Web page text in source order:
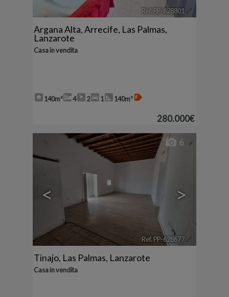
Ref. PP-628801 🔗
Argana Alta,Arrecife, Las Palmas,
Lanzarote
Casa in vendita
140m² 4 2 1 140m²
280.000€
< >
6
Ref. PP-628677 🔗
Tinajo, Las Palmas, Lanzarote
Casa in vendita